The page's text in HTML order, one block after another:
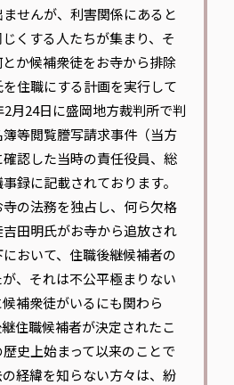
せんが、利害関係にあると
くする人たちが集まり、そ
か候補衆徒をお寺から排除
住職にする計画を実行して
月24日に盛岡地方裁判所で判
等閲覧謄写請求事件（当方
認した当時の責任役員、総
録に記載されております。
の法務を独占し、何ら欠格
田明氏がお寺から追放され
おいて、住職後継候補者の
、それは不公平極まりない
補衆徒がいるにも関わら
住職候補者が決定されたこ
史上始まって以来のことで
経緯を知らない方々は、紛